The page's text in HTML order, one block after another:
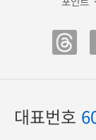
대표번호